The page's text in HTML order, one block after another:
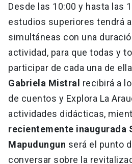
Desde las 10:00 y hasta las
estudios superiores tendrá
simultáneas con una
actividad, para que todas y
participar de cada una de
Gabriela Mistral recibirá a
de cuentos y Explora La
actividades didácticas,
recientemente inaugurada
Mapudungun será el punto
conversar sobre la